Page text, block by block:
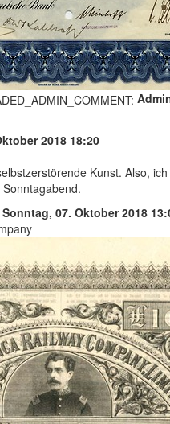
2018 18:20
Kunst. Also,
Sonntag, 07. Oktober 2018